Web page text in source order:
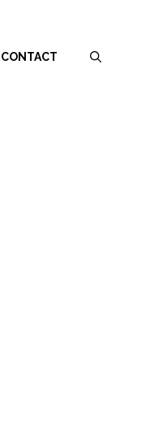
CONTACT